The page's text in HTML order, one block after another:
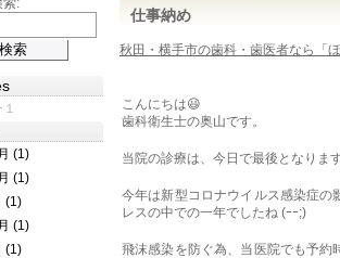
仕事納め
秋田・横手市の歯科・歯医者なら「
こんにちは😃
歯科衛生士の奥山です。
当院の診療は、今日で最後となりま
今年は新型コロナウイルス感染症
レスの中での一年でしたね (ｰｰ;)
飛沫感染を防ぐ為、当医院でも予
索:
(1)
(1)
(1)
(1)
(1)